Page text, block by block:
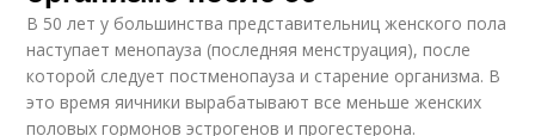
В 50 лет у большинства представительниц женского пола
наступает менопауза (последняя менструация), после
которой следует постменопауза и старение организма. В
это время яичники вырабатывают все меньше женских
половых гормонов эстрогенов и прогестерона.